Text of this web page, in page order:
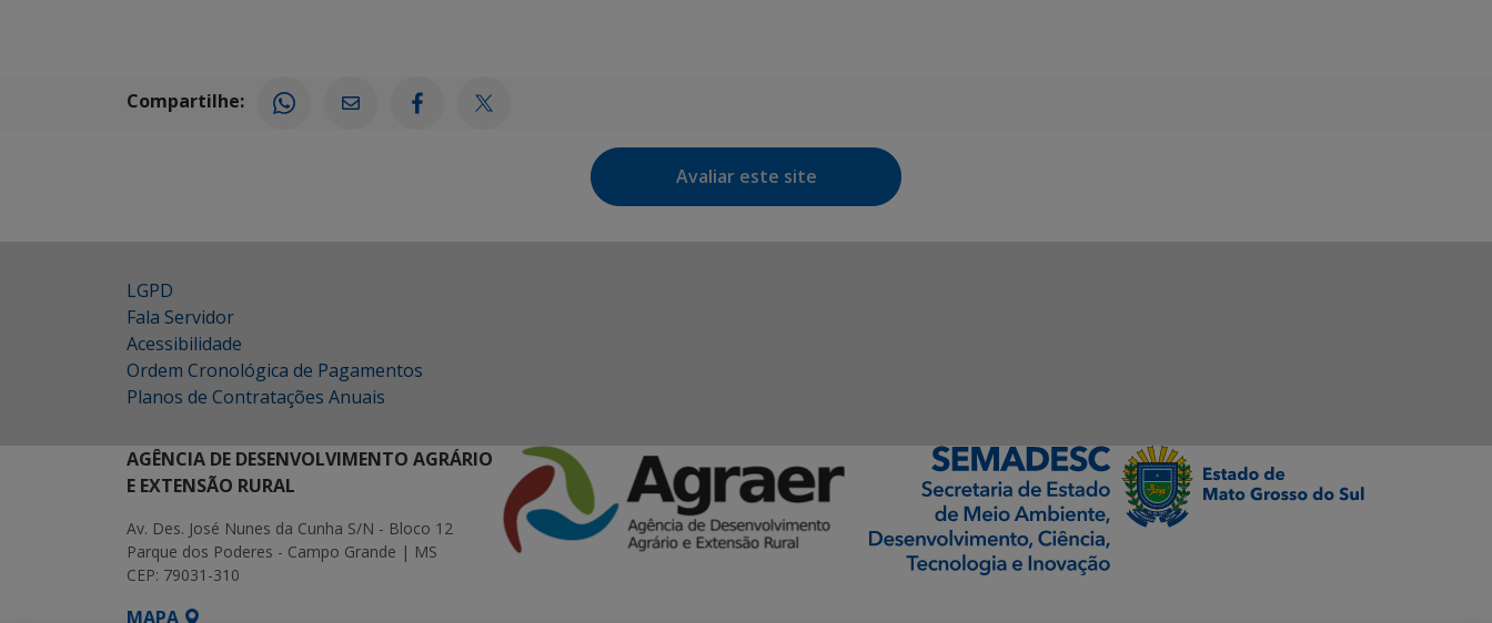
Compartilhe:
Avaliar este site
LGPD
Fala Servidor
Acessibilidade
Ordem Cronológica de Pagamentos
Planos de Contratações Anuais
AGÊNCIA DE DESENVOLVIMENTO AGRÁRIO
E EXTENSÃO RURAL
Av. Des. José Nunes da Cunha S/N - Bloco 12
Parque dos Poderes - Campo Grande | MS
CEP: 79031-310
MAPA